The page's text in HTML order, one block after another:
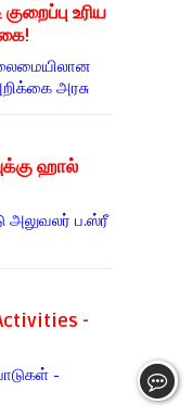
உரிய
அரசு
ஹால்
அலு​வலர் ப.ஸ்ரீ
-
-